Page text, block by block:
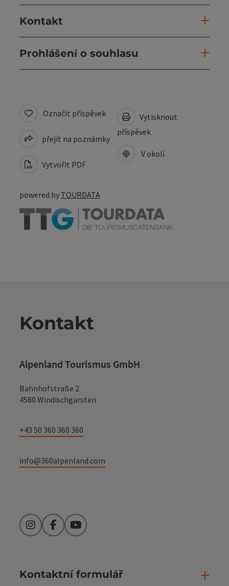
Kontakt
Prohlášení o souhlasu
Označit příspěvek
přejít na poznámky
Vytvořit PDF
Vytisknout
příspěvek
V okolí
powered by TOURDATA
Kontakt
Alpenland Tourismus GmbH
Bahnhofstraße 2
4580 Windischgarsten
+43 50 360 360 360
info@360alpenland.com
InstagramFacebookYouTube
Kontaktní formulář